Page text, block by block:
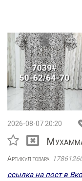
2026-08-07 20:20
Артикул товара:
ссылка на пост в